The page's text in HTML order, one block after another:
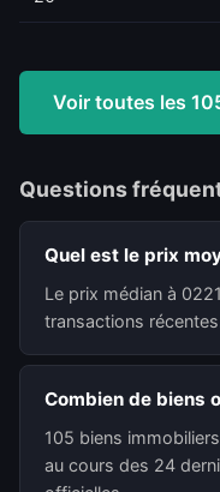
Voir toutes les
Questions
Quel est le prix
Le prix médian à
transactions
Combien de biens
105 biens
au cours des 24